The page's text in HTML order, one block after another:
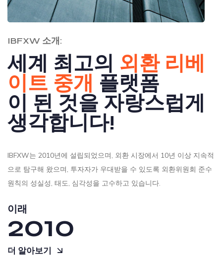
IBFXW 소개:
세계 최고의 외환 리베
이트 중개 플랫폼
이 된 것을 자랑스럽게
생각합니다!
IBFXW는 2010년에 설립되었으며, 외환 시장에서 10년 이상 지속적
으로 탐구해 왔으며, 투자자가 우대받을 수 있도록 외환위원회 준수
원칙의 성실성, 태도, 심각성을 고수하고 있습니다.
이래
2010
더 알아보기